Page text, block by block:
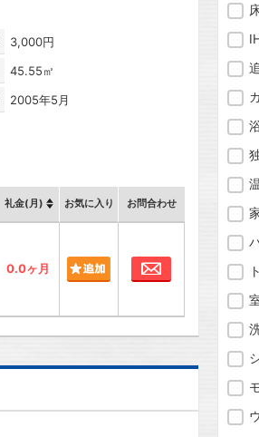
3,000円
45.55㎡
2005年5月
礼金(月) お気に入り お問合わせ
0.0ヶ月 お問合わせ